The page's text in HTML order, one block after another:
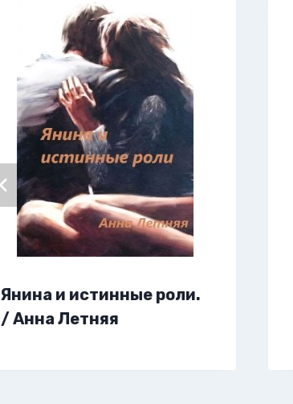
Янина и истинные роли.
/ Анна Летняя